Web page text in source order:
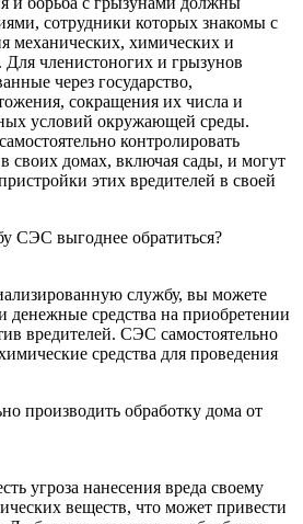
сотрудники которых знакомы с
механических, химических и
Для членистоногих и грызунов
через государство,
сокращения их числа и
условий окружающей среды.
контролировать
своих домах, включая сады, и могут
этих вредителей в своей
СЭС выгоднее обратиться?
службу, вы можете
денежные средства на приобретении
вредителей. СЭС самостоятельно
средства для проведения
производить обработку дома от
угроза нанесения вреда своему
веществ, что может привести